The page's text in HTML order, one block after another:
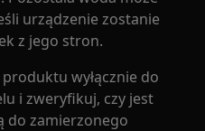
urządzenie zostanie
z jego stron.
wyłącznie do
i zweryfikuj, czy jest
do zamierzonego